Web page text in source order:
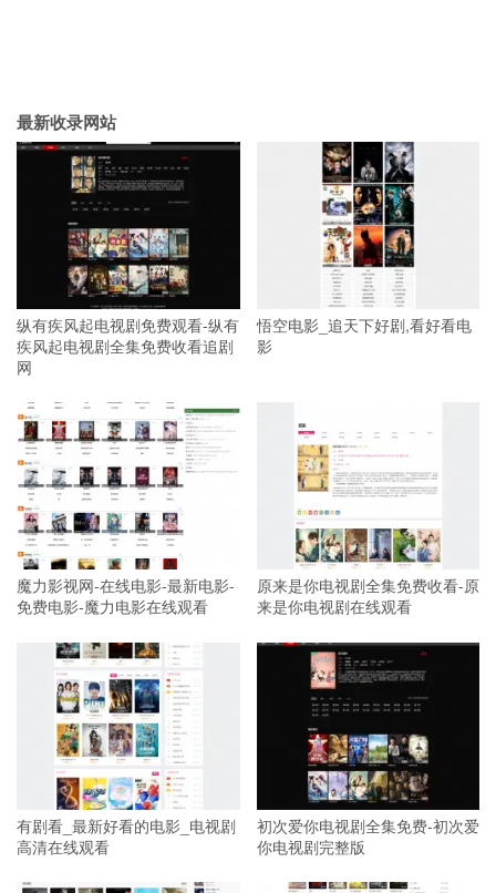
最新收录网站
纵有疾风起电视剧免费观看-纵有
疾风起电视剧全集免费收看追剧
网
悟空电影_追天下好剧,看好看电
影
魔力影视网-在线电影-最新电影-
免费电影-魔力电影在线观看
原来是你电视剧全集免费收看-原
来是你电视剧在线观看
有剧看_最新好看的电影_电视剧
高清在线观看
初次爱你电视剧全集免费-初次爱
你电视剧完整版